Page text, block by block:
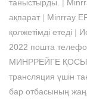
таныстырды.
|
ақпарат | Minrray
қолжетімді етеді |
2022 пошта
МИНРРЕЙГЕ
трансляция үшін
бар отбасының